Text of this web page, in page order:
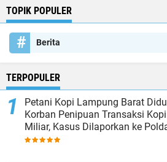
TOPIK POPULER
Berita
TERPOPULER
Petani Kopi Lampung Barat
Korban Penipuan Transaksi
Miliar, Kasus Dilaporkan ke
Lampung